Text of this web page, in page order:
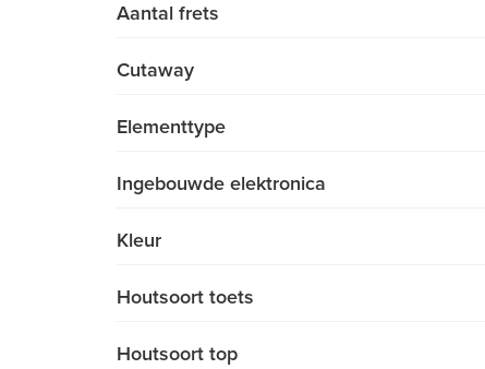
Aantal frets
Cutaway
Elementtype
Ingebouwde elektronica
Kleur
Houtsoort toets
Houtsoort top